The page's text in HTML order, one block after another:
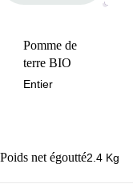
Pomme de
terre BIO
Entier
Poids net égoutté2.4 Kg